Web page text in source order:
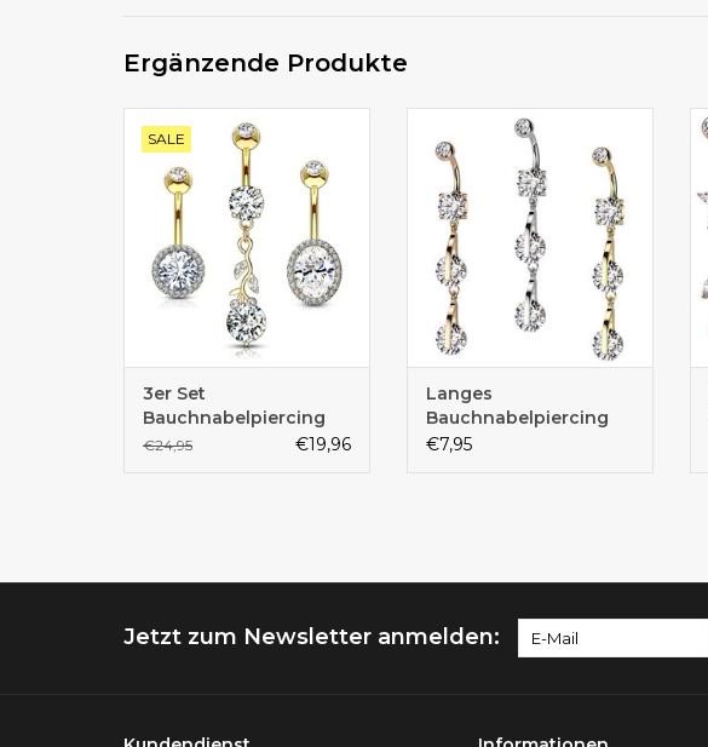
Ergänzende Produkte
SALE
Set Angebote günstig kaufen
3er Set
Bauchnabelpiercing
Gold
€24,95 €19,96
Bauchnabelpiercing online
kaufen
Langes
Bauchnabelpiercing
€7,95
Jetzt zum Newsletter anmelden: